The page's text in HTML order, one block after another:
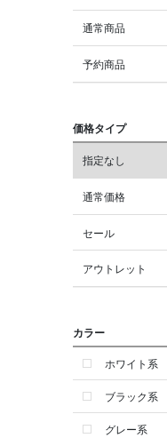
通常商品
予約商品
価格タイプ
指定なし
通常価格
セール
アウトレット
カラー
ホワイト系
ブラック系
グレー系